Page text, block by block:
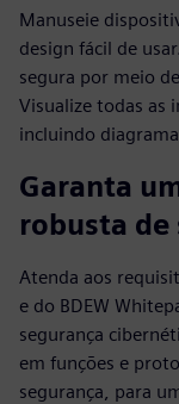
Manuseie
design fácil de
segura por meio
Visualize todas as
incluindo
Garanta
robusta de
Atenda aos
e do BDEW
segurança
em funções e
segurança, para